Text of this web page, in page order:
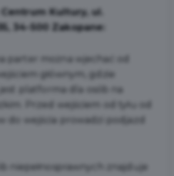
Kultury, ul.
34-500 Zakopane:
parter można wjechać od
głównym, gdzie
platforma dla osób na
Przed wejściem od tyłu od
do wejścia prowadzi podjazd
niepełnosprawnych znajduje